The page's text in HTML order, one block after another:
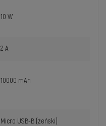
10 W
2 A
10000 mAh
Micro USB-B (żeński)